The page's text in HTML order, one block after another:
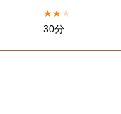
★★★
30分